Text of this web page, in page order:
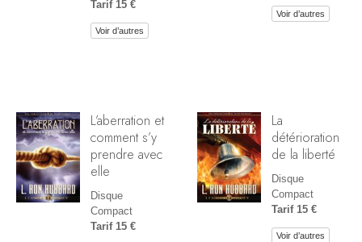
Tarif 15 €
Voir d’autres
Voir d’autres
L’aberration et
comment s’y
prendre avec
elle
Disque
Compact
Tarif 15 €
La
détérioration
de la liberté
Disque
Compact
Tarif 15 €
Voir d’autres